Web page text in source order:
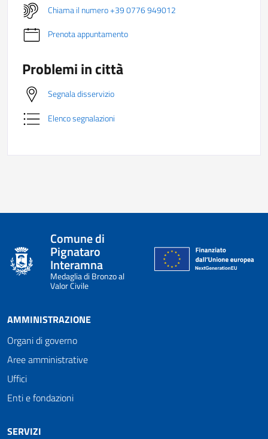
Chiama il numero +39 0776 949012
Prenota appuntamento
Problemi in città
Segnala disservizio
Elenco segnalazioni
Comune di
Pignataro
Interamna
Medaglia di Bronzo al
Valor Civile
AMMINISTRAZIONE
Organi di governo
Aree amministrative
Uffici
Enti e fondazioni
SERVIZI